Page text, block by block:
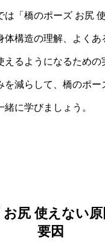
は「橋のポーズ お尻
体構造の理解、よくあ
えるようになるための
を減らして、橋のポー
緒に学びましょう。
尻 使えない
要因